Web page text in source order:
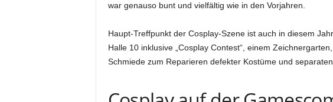
war genauso bunt und vielfältig wie in den Vorjahren.
Haupt-Treffpunkt der Cosplay-Szene ist auch in diesem
Halle 10 inklusive „Cosplay Contest“, einem
Schmiede zum Reparieren defekter Kostüme und